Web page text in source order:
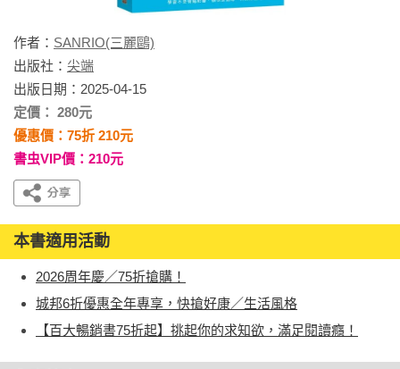
作者： SANRIO(三麗鷗)
出版社： 尖端
出版日期：2025-04-15
定價： 280元
優惠價：75折 210元
書虫VIP價：210元
本書適用活動
2026周年慶／75折搶購！
城邦6折優惠全年專享，快搶好康／生活風格
【百大暢銷書75折起】挑起你的求知欲，滿足閱讀癮！